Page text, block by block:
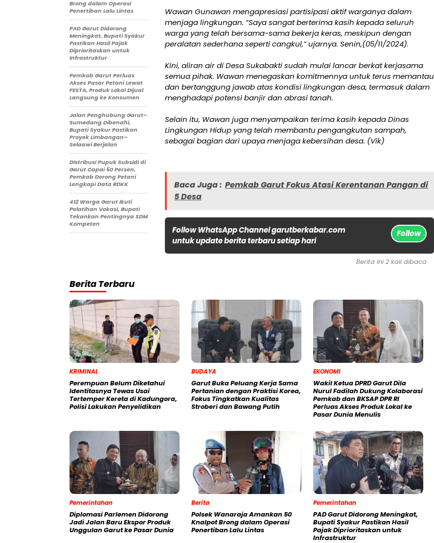
Wawan Gunawan mengapresiasi partisipasi aktif warganya dalam
menjaga lingkungan. “Saya sangat berterima kasih kepada seluruh
warga yang telah bersama-sama bekerja keras, meskipun dengan
peralatan sederhana seperti cangkul,” ujarnya. Senin,(05/11/2024).
Kini, aliran air di Desa Sukabakti sudah mulai lancar berkat kerjasama
semua pihak. Wawan menegaskan komitmennya untuk terus memantau
dan bertanggung jawab atas kondisi lingkungan desa, termasuk dalam
menghadapi potensi banjir dan abrasi tanah.
Selain itu, Wawan juga menyampaikan terima kasih kepada Dinas
Lingkungan Hidup yang telah membantu pengangkutan sampah,
sebagai bagian dari upaya menjaga kebersihan desa. (Vik)
Baca Juga : Pemkab Garut Fokus Atasi Kerentanan Pangan di
5 Desa
Follow WhatsApp Channel garutberkabar.com
untuk update berita terbaru setiap hari
Follow
Brong dalam Operasi
Penertiban Lalu Lintas
PAD Garut Didorong
Meningkat, Bupati Syakur
Pastikan Hasil Pajak
Diprioritaskan untuk
Infrastruktur
Pemkab Garut Perluas
Akses Pasar Petani Lewat
FESTA, Produk Lokal Dijual
Langsung ke Konsumen
Jalan Penghubung Garut–
Sumedang Dibenahi,
Bupati Syakur Pastikan
Proyek Limbangan–
Selaawi Berjalan
Distribusi Pupuk Subsidi di
Garut Capai 50 Persen,
Pemkab Dorong Petani
Lengkapi Data RDKK
412 Warga Garut Ikuti
Pelatihan Vokasi, Bupati
Tekankan Pentingnya SDM
Kompeten
Berita ini 2 kali dibaca
Berita Terbaru
KRIMINAL
Perempuan Belum Diketahui
Identitasnya Tewas Usai
Tertemper Kereta di Kadungora,
Polisi Lakukan Penyelidikan
BUDAYA
Garut Buka Peluang Kerja Sama
Pertanian dengan Praktisi Korea,
Fokus Tingkatkan Kualitas
Stroberi dan Bawang Putih
EKONOMI
Wakil Ketua DPRD Garut Dila
Nurul Fadilah Dukung Kolaborasi
Pemkab dan BKSAP DPR RI
Perluas Akses Produk Lokal ke
Pasar Dunia Menulis
Pemerintahan
Diplomasi Parlemen Didorong
Jadi Jalan Baru Ekspor Produk
Unggulan Garut ke Pasar Dunia
Berita
Polsek Wanaraja Amankan 50
Knalpot Brong dalam Operasi
Penertiban Lalu Lintas
Pemerintahan
PAD Garut Didorong Meningkat,
Bupati Syakur Pastikan Hasil
Pajak Diprioritaskan untuk
Infrastruktur